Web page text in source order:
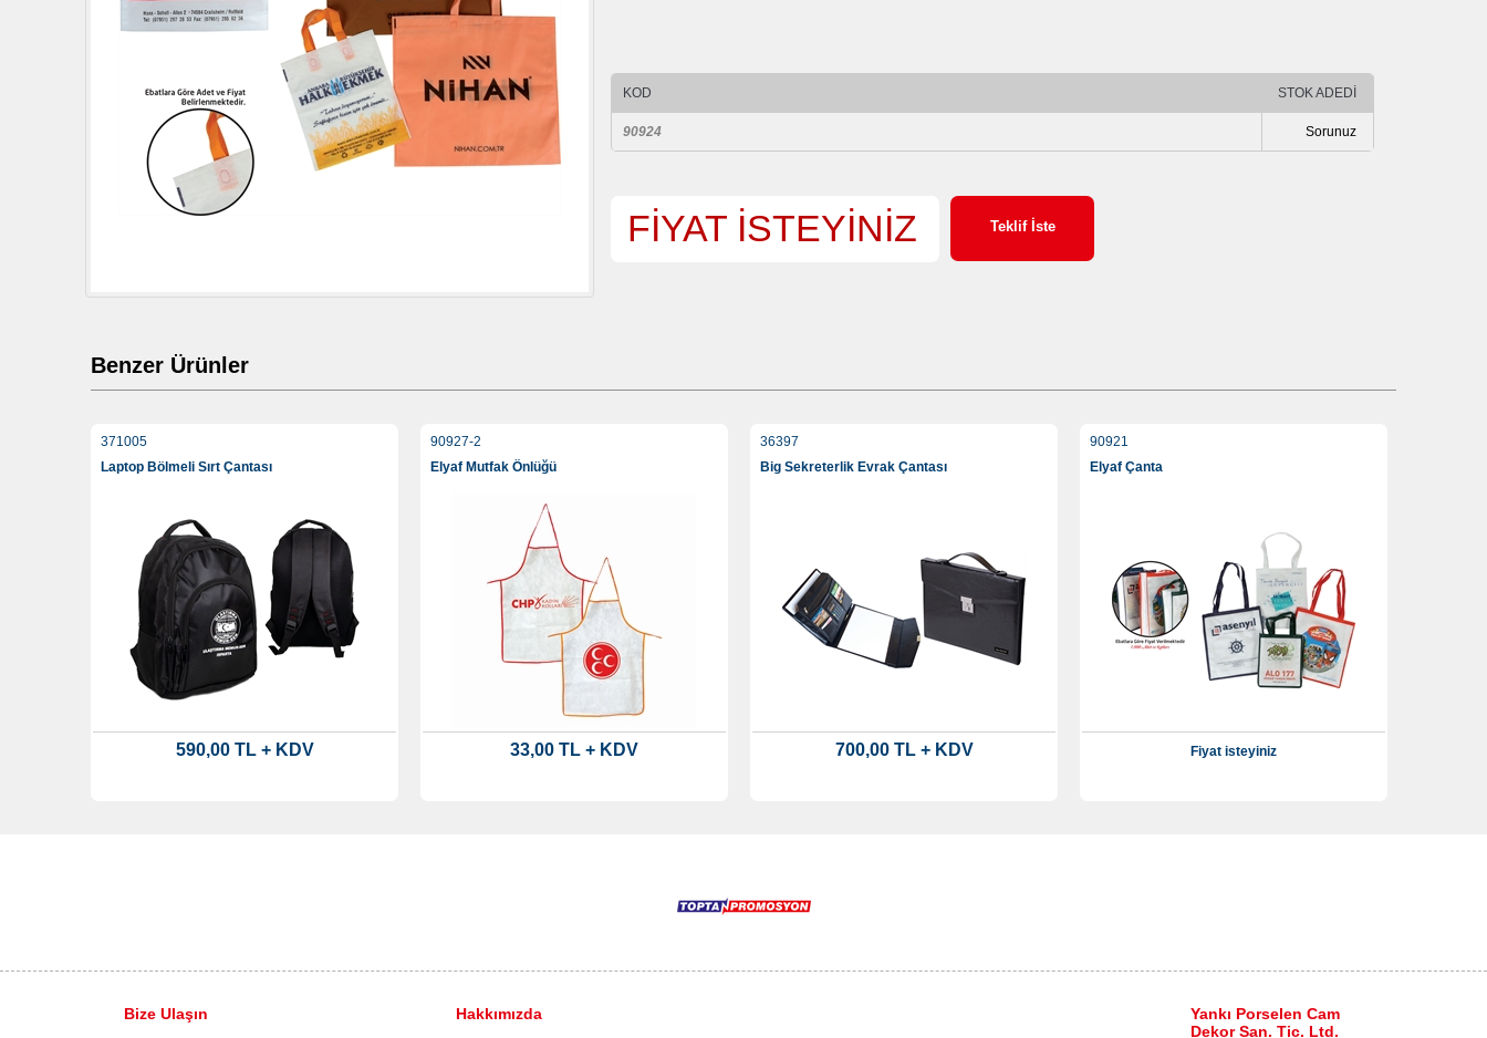
KOD STOK ADEDİ
90924 Sorunuz
FİYAT İSTEYİNİZ Teklif İste
Benzer Ürünler
371005
Laptop Bölmeli Sırt Çantası
590,00 TL + KDV
90927-2
Elyaf Mutfak Önlüğü
33,00 TL + KDV
36397
Big Sekreterlik Evrak Çantası
700,00 TL + KDV
90921
Elyaf Çanta
Fiyat isteyiniz
Bize Ulaşın Hakkımızda
Yankı Porselen Cam
Dekor San. Tic. Ltd.